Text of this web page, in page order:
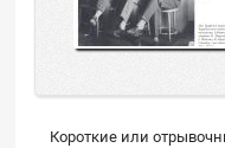
Короткие или